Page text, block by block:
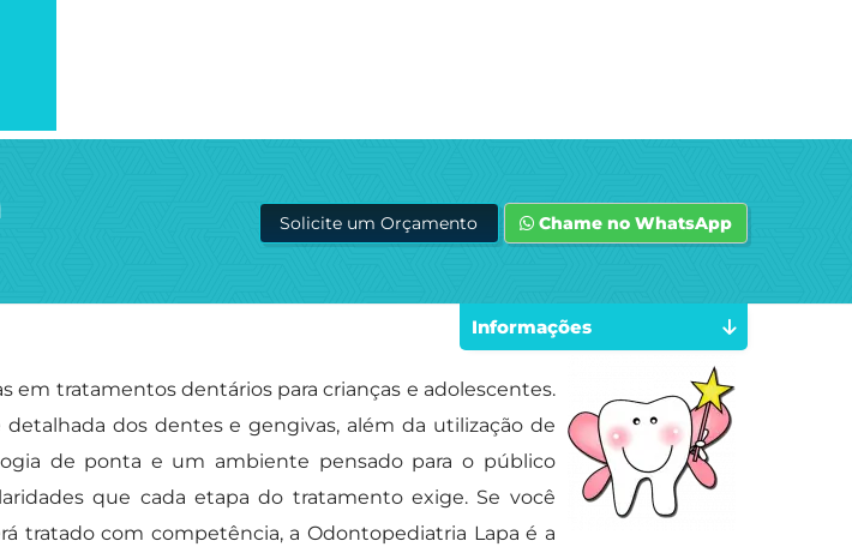
Solicite um Orçamento Chame no WhatsApp
em tratamentos dentários para crianças e adolescentes.
dos dentes e gengivas, além da utilização de
de ponta e um ambiente pensado para o público
que cada etapa do tratamento exige. Se você
tratado com competência, a Odontopediatria Lapa é a
Informações